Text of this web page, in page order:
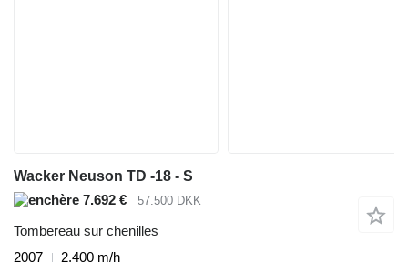
Wacker Neuson TD -18 - S
7.692 €
57.500 DKK
Tombereau sur chenilles
2007
2.400 m/h